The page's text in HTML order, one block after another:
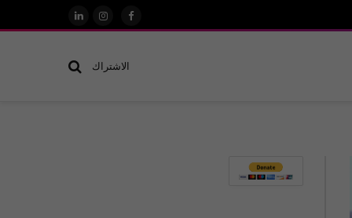
فيسبوكالانستغرام
لينكدإن
الاشتراك